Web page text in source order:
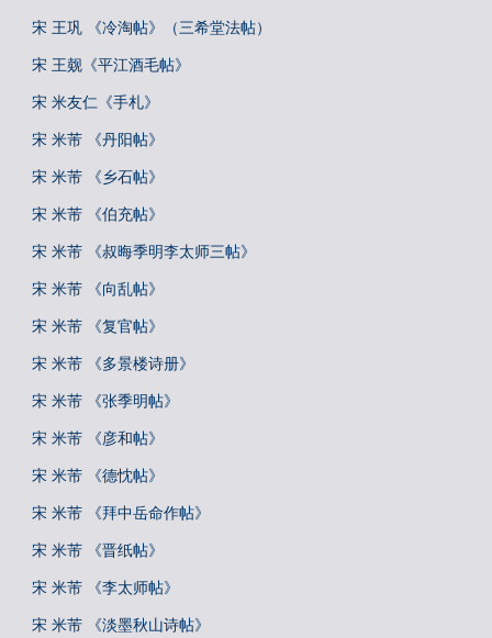
宋 王巩 《冷淘帖》（三希堂法帖）
宋 王觌《平江酒毛帖》
宋 米友仁《手札》
宋 米芾 《丹阳帖》
宋 米芾 《乡石帖》
宋 米芾 《伯充帖》
宋 米芾 《叔晦季明李太师三帖》
宋 米芾 《向乱帖》
宋 米芾 《复官帖》
宋 米芾 《多景楼诗册》
宋 米芾 《张季明帖》
宋 米芾 《彦和帖》
宋 米芾 《德忱帖》
宋 米芾 《拜中岳命作帖》
宋 米芾 《晋纸帖》
宋 米芾 《李太师帖》
宋 米芾 《淡墨秋山诗帖》